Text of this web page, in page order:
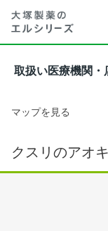
取扱い医療機関・
マップを見る
クスリのアオ